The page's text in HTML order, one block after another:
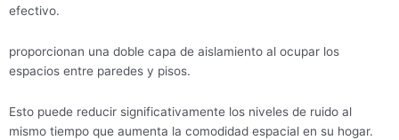
efectivo.
proporcionan una doble capa de aislamiento al ocupar los
espacios entre paredes y pisos.
Esto puede reducir significativamente los niveles de ruido al
mismo tiempo que aumenta la comodidad espacial en su hogar.